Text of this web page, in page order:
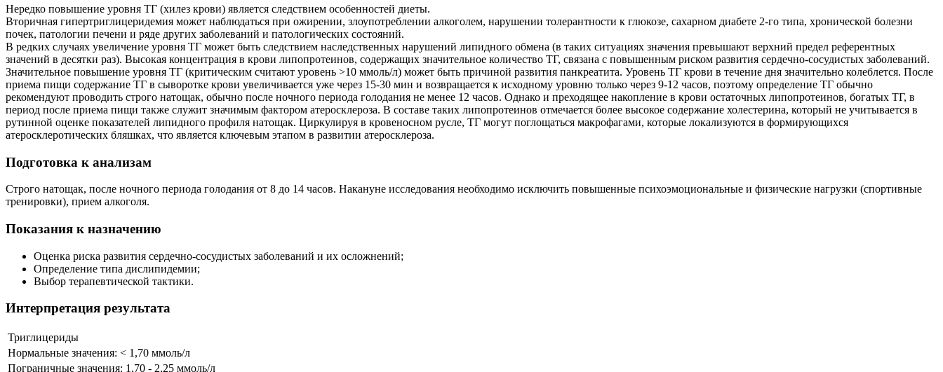
Нередко повышение уровня ТГ (хилез крови) является следствием особенностей диеты.
Вторичная гипертриглицеридемия может наблюдаться при ожирении, злоупотреблении алкоголем, нарушении толерантности к глюкозе, сахарном диабете 2-го типа, хронической болезни
почек, патологии печени и ряде других заболеваний и патологических состояний.
В редких случаях увеличение уровня ТГ может быть следствием наследственных нарушений липидного обмена (в таких ситуациях значения превышают верхний предел референтных
значений в десятки раз). Высокая концентрация в крови липопротеинов, содержащих значительное количество ТГ, связана с повышенным риском развития сердечно-сосудистых заболеваний.
Значительное повышение уровня ТГ (критическим считают уровень >10 ммоль/л) может быть причиной развития панкреатита. Уровень ТГ крови в течение дня значительно колеблется. После
приема пищи содержание ТГ в сыворотке крови увеличивается уже через 15-30 мин и возвращается к исходному уровню только через 9-12 часов, поэтому определение ТГ обычно
рекомендуют проводить строго натощак, обычно после ночного периода голодания не менее 12 часов. Однако и преходящее накопление в крови остаточных липопротеинов, богатых ТГ, в
период после приема пищи также служит значимым фактором атеросклероза. В составе таких липопротеинов отмечается более высокое содержание холестерина, который не учитывается в
рутинной оценке показателей липидного профиля натощак. Циркулируя в кровеносном русле, ТГ могут поглощаться макрофагами, которые локализуются в формирующихся
атеросклеротических бляшках, что является ключевым этапом в развитии атеросклероза.
Подготовка к анализам
Строго натощак, после ночного периода голодания от 8 до 14 часов. Накануне исследования необходимо исключить повышенные психоэмоциональные и физические нагрузки (спортивные
тренировки), прием алкоголя.
Показания к назначению
Оценка риска развития сердечно-сосудистых заболеваний и их осложнений;
Определение типа дислипидемии;
Выбор терапевтической тактики.
Интерпретация результата
Триглицериды
Нормальные значения: < 1,70 ммоль/л
Пограничные значения: 1,70 - 2,25 ммоль/л